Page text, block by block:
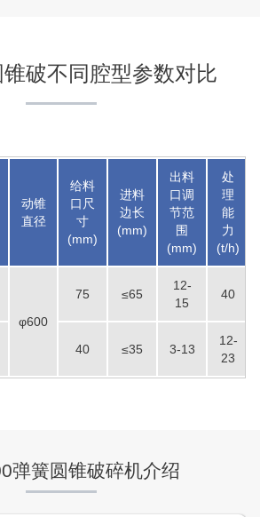
破不同腔型参数对比
动锥
直径
给料
口尺
寸
(mm)
进料
边长
(mm)
出料
口调
节范
围
(mm)
处
理
能
力
(t/h)
φ600
75 ≤65
12-
15
40
40 ≤35 3-13
12-
23
弹簧圆锥破碎机介绍